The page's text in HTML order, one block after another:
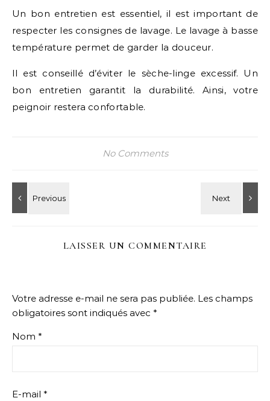
Un bon entretien est essentiel, il est important de
respecter les consignes de lavage. Le lavage à basse
température permet de garder la douceur.
Il est conseillé d’éviter le sèche-linge excessif. Un
bon entretien garantit la durabilité. Ainsi, votre
peignoir restera confortable.
No Comments
LAISSER UN COMMENTAIRE
Votre adresse e-mail ne sera pas publiée. Les champs
obligatoires sont indiqués avec *
Nom *
E-mail *